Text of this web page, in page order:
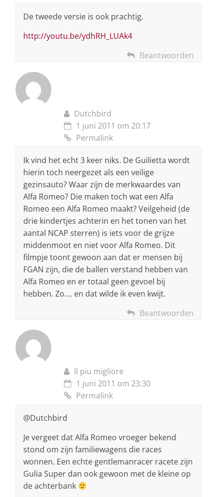
De tweede versie is ook prachtig.
http://youtu.be/ydhRH_LUAk4
Beantwoorden
Dutchbird
1 juni 2011 om 20:17
Permalink
Ik vind het echt 3 keer niks. De Guilietta wordt
hierin toch neergezet als een veilige
gezinsauto? Waar zijn de merkwaardes van
Alfa Romeo? Die maken toch wat een Alfa
Romeo een Alfa Romeo maakt? Veilgeheid (de
drie kindertjes achterin en het tonen van het
aantal NCAP sterren) is iets voor de grijze
middenmoot en niet voor Alfa Romeo. Dit
filmpje toont gewoon aan dat er mensen bij
FGAN zijn, die de ballen verstand hebben van
Alfa Romeo en er totaal geen gevoel bij
hebben. Zo…. en dat wilde ik even kwijt.
Beantwoorden
Il piu migliore
1 juni 2011 om 23:30
Permalink
@Dutchbird
Je vergeet dat Alfa Romeo vroeger bekend
stond om zijn familiewagens die races
wonnen. Een echte gentlemanracer racete zijn
Gulia Super dan ook gewoon met de kleine op
de achterbank